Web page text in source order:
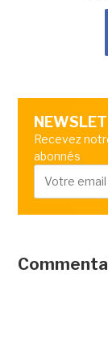
Recevez
abonnés